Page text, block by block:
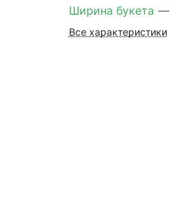
Ширина букета —
Все характеристики